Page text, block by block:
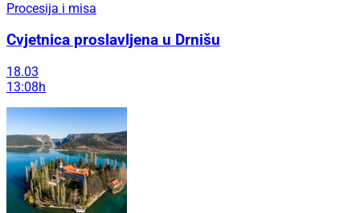
Procesija i misa
Cvjetnica proslavljena u Drnišu
18.03
13:08h